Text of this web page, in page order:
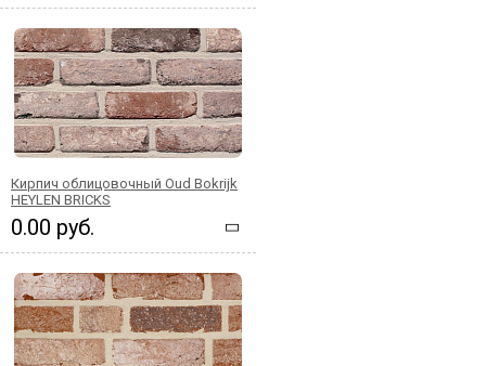
Кирпич облицовочный Oud Bokrijk
HEYLEN BRICKS
0.00 руб.